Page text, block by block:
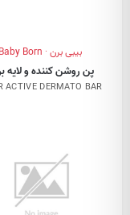
بیبی برن · Baby Born
پن روشن کننده و لایه
ACTIVE DERMATO BAR